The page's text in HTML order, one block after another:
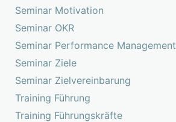
Seminar Motivation
Seminar OKR
Seminar Performance Management
Seminar Ziele
Seminar Zielvereinbarung
Training Führung
Training Führungskräfte